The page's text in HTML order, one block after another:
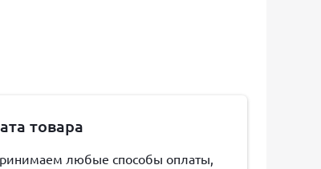
товара
любые способы оплаты,